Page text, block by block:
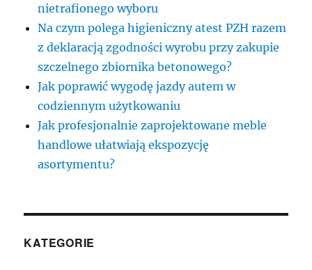
nietrafionego wyboru
Na czym polega higieniczny atest PZH razem
z deklaracją zgodności wyrobu przy zakupie
szczelnego zbiornika betonowego?
Jak poprawić wygodę jazdy autem w
codziennym użytkowaniu
Jak profesjonalnie zaprojektowane meble
handlowe ułatwiają ekspozycję
asortymentu?
KATEGORIE